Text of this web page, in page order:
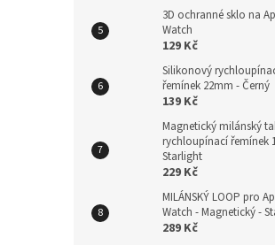
3D ochranné sklo na
Watch
129 Kč
Silikonový
řemínek 22mm - Černý
139 Kč
Magnetický milánský
rychloupínací řemínek
Starlight
229 Kč
MILÁNSKÝ LOOP pro
Watch - Magnetický -
289 Kč